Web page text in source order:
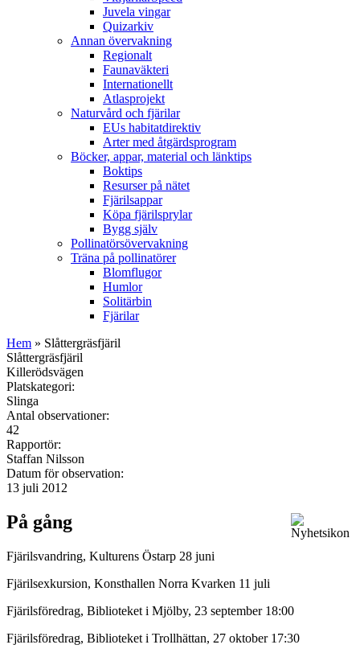
Juvela vingar
Quizarkiv
Annan övervakning
Regionalt
Faunaväkteri
Internationellt
Atlasprojekt
Naturvård och fjärilar
EUs habitatdirektiv
Arter med åtgärdsprogram
Böcker, appar, material och länktips
Boktips
Resurser på nätet
Fjärilsappar
Köpa fjärilsprylar
Bygg själv
Pollinatörsövervakning
Träna på pollinatörer
Blomflugor
Humlor
Solitärbin
Fjärilar
Hem » Slåttergräsfjäril
Slåttergräsfjäril
Killerödsvägen
Platskategori:
Slinga
Antal observationer:
42
Rapportör:
Staffan Nilsson
Datum för observation:
13 juli 2012
På gång
Fjärilsvandring, Kulturens Östarp 28 juni
Fjärilsexkursion, Konsthallen Norra Kvarken 11 juli
Fjärilsföredrag, Biblioteket i Mjölby, 23 september 18:00
Fjärilsföredrag, Biblioteket i Trollhättan, 27 oktober 17:30